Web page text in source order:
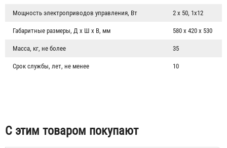
Мощность электроприводов управления, Вт 2 х 50, 1х12
Габаритные размеры, Д х Ш х В, мм 580 х 420 х 530
Масса, кг, не более 35
Срок службы, лет, не менее 10
С этим товаром покупают